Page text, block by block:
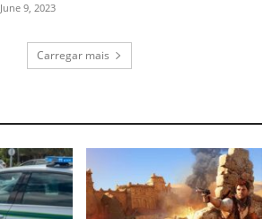
June 9, 2023
Carregar mais